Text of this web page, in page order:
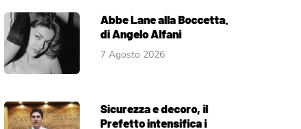
Abbe Lane alla Boccetta.
di Angelo Alfani
7 Agosto 2026
Sicurezza e decoro, il
Prefetto intensifica i